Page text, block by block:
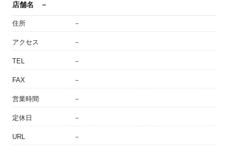
店舗名 －
住所 －
アクセス －
TEL －
FAX －
営業時間 －
定休日 －
URL －